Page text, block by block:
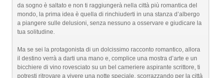
da sogno è saltato e non ti raggiungerà nella città più romantica del
mondo, la prima idea è quella di rinchiuderti in una stanza d’albergo
a piangere sulle delusioni, senza nessuno a osservare e giudicare la
tua solitudine.
Ma se sei la protagonista di un dolcissimo racconto romantico, allora
il destino verrà a darti una mano e, complice una mostra d’arte e un
bicchiere di vino rovesciato su un bel cameriere aspirante scrittore, ti
potresti ritrovare a vivere una notte speciale, scorrazzando per la città